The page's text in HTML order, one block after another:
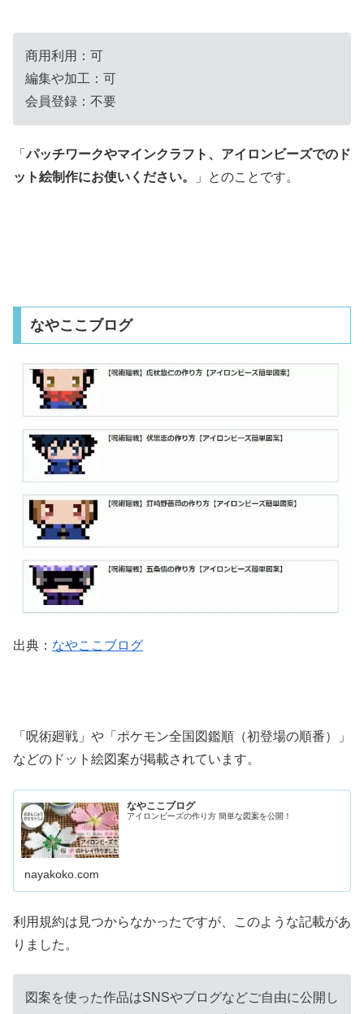
商用利用：可
編集や加工：可
会員登録：不要
「パッチワークやマインクラフト、アイロンビーズでのド
ット絵制作にお使いください。
」とのことです。
なやここブログ
出典： なやここブログ
「呪術廻戦」や「ポケモン全国図鑑順（初登場の順番）」
などのドット絵図案が掲載されています。
なやここブログ
アイロンビーズの作り方 簡単な図案を公開！
nayakoko.com
利用規約は見つからなかったですが、このような記載があ
りました。
図案を使った作品はSNSやブログなどご自由に公開し